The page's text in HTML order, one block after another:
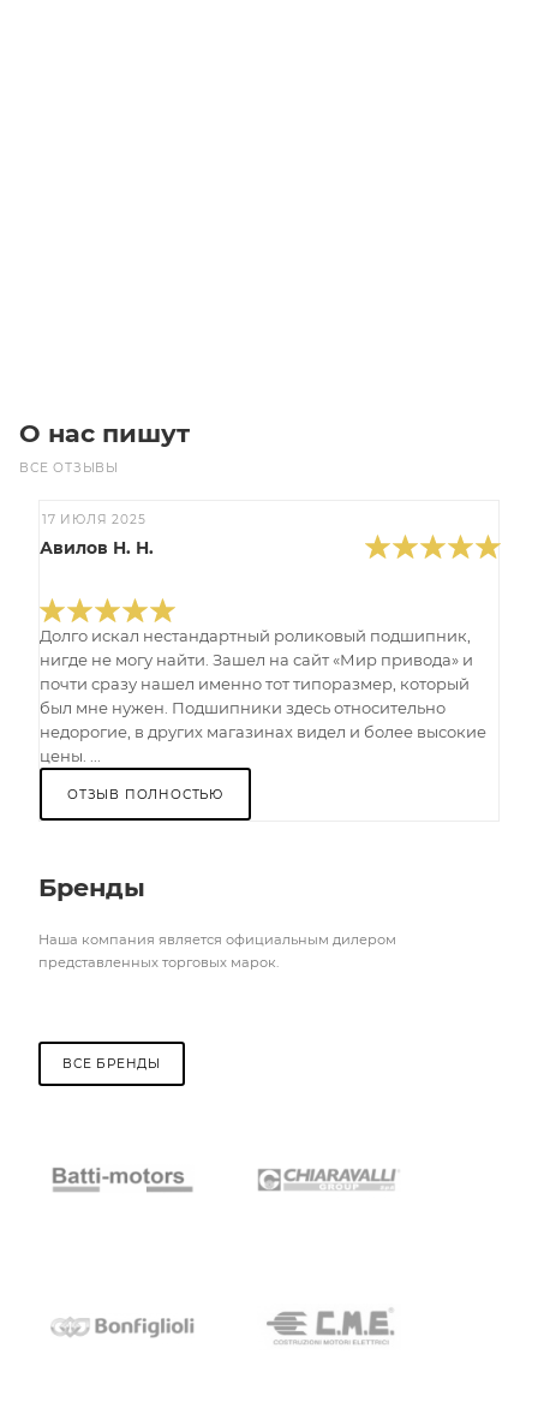
О нас пишут
ВСЕ ОТЗЫВЫ
17 ИЮЛЯ 2025
Авилов Н. Н.
Долго искал нестандартный роликовый подшипник,
нигде не могу найти. Зашел на сайт «Мир привода» и
почти сразу нашел именно тот типоразмер, который
был мне нужен. Подшипники здесь относительно
недорогие, в других магазинах видел и более высокие
цены. ...
ОТЗЫВ ПОЛНОСТЬЮ
Бренды
Наша компания является официальным дилером
представленных торговых марок.
ВСЕ БРЕНДЫ